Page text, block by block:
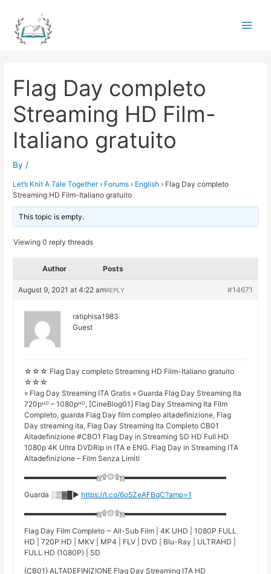
content
Flag Day completo
Streaming HD Film-
Italiano gratuito
By /
Let’s Knit A Tale Together › Forums › English › Flag Day completo
Streaming HD Film-Italiano gratuito
This topic is empty.
Viewing 0 reply threads
Author Posts
August 9, 2021 at 4:22 am #14671
REPLY
ratiphisa1983
Guest
☆☆☆ Flag Day completo Streaming HD Film-Italiano gratuito
☆☆☆
» Flag Day Streaming ITA Gratis » Guarda Flag Day Streaming Ita
720pᴴᴰ – 1080pᴴᴰ, [CineBlog01] Flag Day Streaming Ita Film
Completo, guarda Flag Day film compleo altadefinizione, Flag
Day streaming ita, Flag Day Streaming Ita Completo CB01
Altadefinizione #CBO1 Flag Day in Streaming SD HD Full HD
1080p 4K Ultra DVDRip in ITA e ENG. Flag Day in Streaming ITA
Altadefinizione – Film Senza Limiti
▬▬▬▬▬▬▬▬▬▬ஜ۩۞۩ஜ▬▬▬▬▬▬▬▬▬▬▬▬▬▬
Guarda ░▒▓█► https://t.co/6o5ZeAFBqC?amp=1
▬▬▬▬▬▬▬▬▬▬ஜ۩۞۩ஜ▬▬▬▬▬▬▬▬▬▬▬▬▬▬
Flag Day Film Completo ~ All-Sub Film | 4K UHD | 1080P FULL
HD | 720P HD | MKV | MP4 | FLV | DVD | Blu-Ray | ULTRAHD |
FULL HD (1080P) | SD
{CB01} ALTADEFINIZIONE Flag Day Streaming ITA HD